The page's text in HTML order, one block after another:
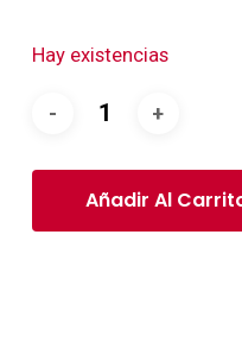
Hay existencias
Añadir Al